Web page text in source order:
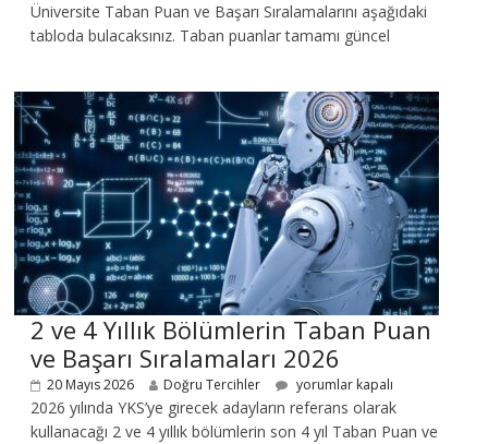
Üniversite Taban Puan ve Başarı Sıralamalarını aşağıdaki
tabloda bulacaksınız. Taban puanlar tamamı güncel
2 ve 4 Yıllık Bölümlerin Taban Puan
ve Başarı Sıralamaları 2026
20 Mayıs 2026 Doğru Tercihler yorumlar kapalı
2026 yılında YKS’ye girecek adayların referans olarak
kullanacağı 2 ve 4 yıllık bölümlerin son 4 yıl Taban Puan ve